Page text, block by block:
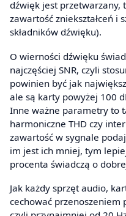
dźwięk jest przetwarzany,
zawartość zniekształceń i
składników dźwięku).
O wierności dźwięku
najczęściej SNR, czyli
powinien być jak
ale są karty powyżej 100
Inne ważne parametry to
harmoniczne THD czy
zawartość w sygnale
im jest ich mniej, tym
procenta świadczą o
Jak każdy sprzęt audio,
cechować przenoszeniem